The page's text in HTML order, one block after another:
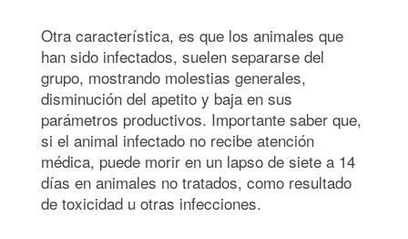
Otra característica, es que los animales que
han sido infectados, suelen separarse del
grupo, mostrando molestias generales,
disminución del apetito y baja en sus
parámetros productivos. Importante saber que,
si el animal infectado no recibe atención
médica, puede morir en un lapso de siete a 14
días en animales no tratados, como resultado
de toxicidad u otras infecciones.